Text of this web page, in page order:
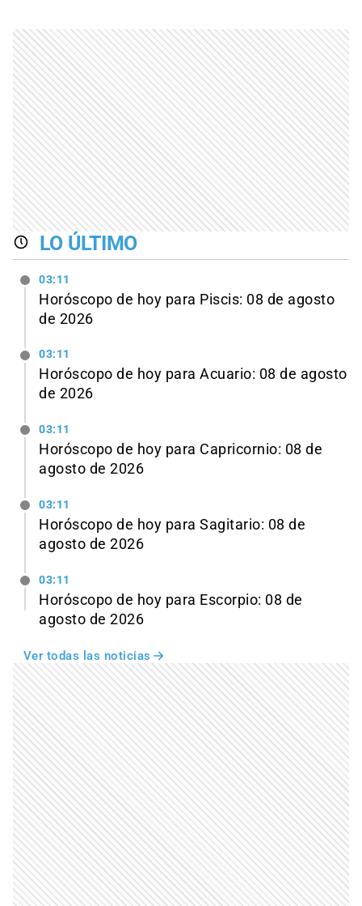
LO ÚLTIMO
03:11
Horóscopo de hoy para Piscis: 08 de agosto
de 2026
03:11
Horóscopo de hoy para Acuario: 08 de agosto
de 2026
03:11
Horóscopo de hoy para Capricornio: 08 de
agosto de 2026
03:11
Horóscopo de hoy para Sagitario: 08 de
agosto de 2026
03:11
Horóscopo de hoy para Escorpio: 08 de
agosto de 2026
Ver todas las noticias